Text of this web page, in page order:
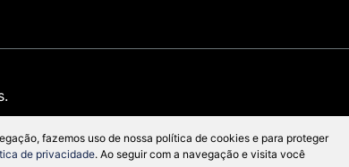
fazemos uso de nossa política de cookies e para proteger
de privacidade. Ao seguir com a navegação e visita você